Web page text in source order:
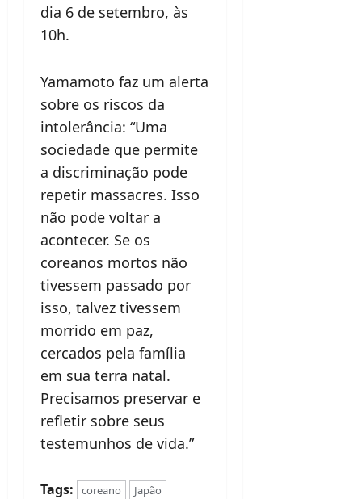
dia 6 de setembro, às
10h.
Yamamoto faz um alerta
sobre os riscos da
intolerância: “Uma
sociedade que permite
a discriminação pode
repetir massacres. Isso
não pode voltar a
acontecer. Se os
coreanos mortos não
tivessem passado por
isso, talvez tivessem
morrido em paz,
cercados pela família
em sua terra natal.
Precisamos preservar e
refletir sobre seus
testemunhos de vida.”
Tags: coreano
Japão